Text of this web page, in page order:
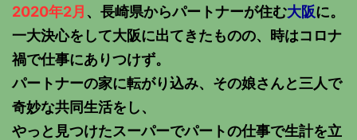
2020年2月 、長崎県からパートナーが住む大阪に。
一大決心をして大阪に出てきたものの、時はコロナ
禍で仕事にありつけず。
パートナーの家に転がり込み、その娘さんと三人で
奇妙な共同生活をし、
やっと見つけたスーパーでパートの仕事で生計を立